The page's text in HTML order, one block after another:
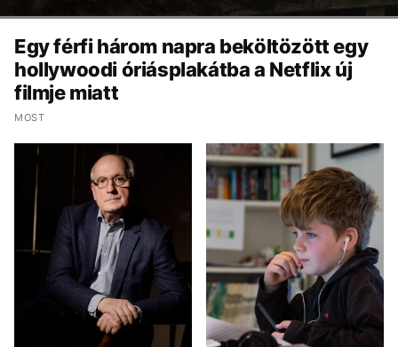
Egy férfi három napra beköltözött egy
hollywoodi óriásplakátba a Netflix új
filmje miatt
MOST